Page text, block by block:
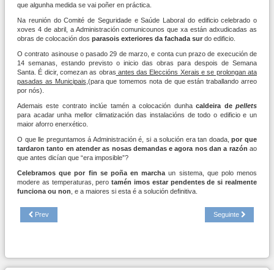
que algunha medida se vai poñer en práctica.
Na reunión do Comité de Seguridade e Saúde Laboral do edificio celebrado o
xoves 4 de abril, a Administración comunicounos que xa están adxudicadas as
obras de colocación dos parasois exteriores da fachada sur do edificio.
O contrato asinouse o pasado 29 de marzo, e conta cun prazo de execución de
14 semanas, estando previsto o inicio das obras para despois de Semana
Santa. É dicir, comezan as obras antes das Eleccións Xerais e se prolongan ata
pasadas as Municipais ,(para que tomemos nota de que están traballando arreo
por nós).
Ademais este contrato inclúe tamén a colocación dunhacaldeira depellets
para acadar unha mellor climatización das instalacións de todo o edificio e un
maior aforro enerxético.
O que lle preguntamos á Administración é, si a solución era tan doada,por que
tardaron tanto en atender as nosas demandas e agora nos dan a razón ao
que antes dicían que “era imposible”?
Celebramos que por fin se poña en marcha un sistema, que polo menos
modere as temperaturas, perotamén imos estar pendentes de si realmente
funciona ou non , e a maiores si esta é a solución definitiva.
Prev Seguinte